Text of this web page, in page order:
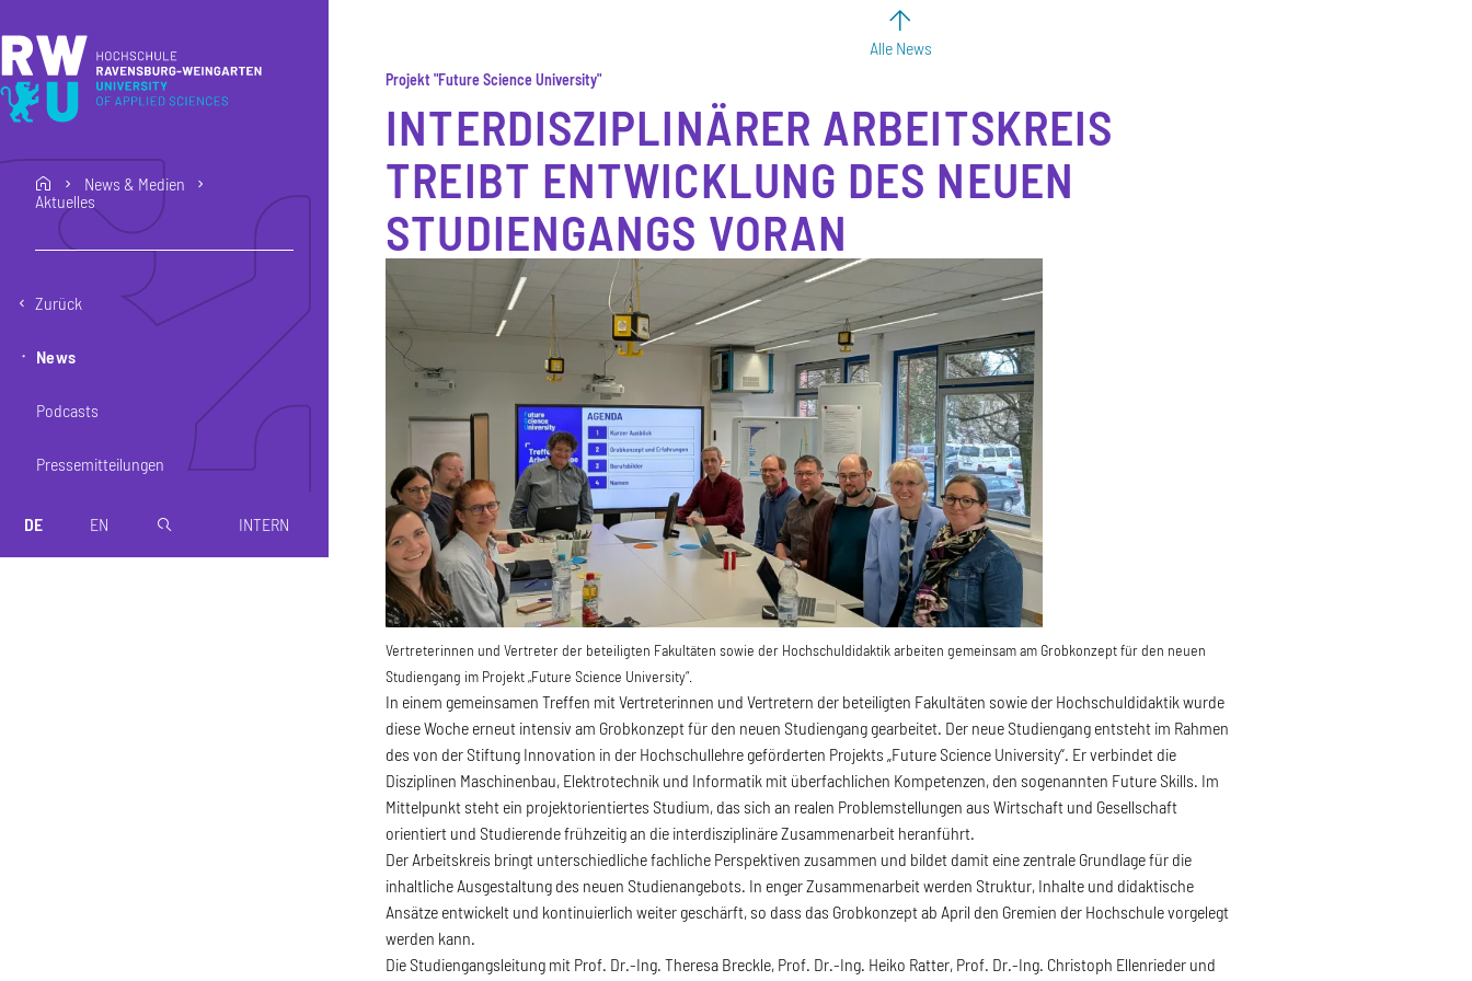
home
News & Medien
Aktuelles
Zurück
News
Podcasts
Pressemitteilungen
DE EN magnifier INTERN
Alle News
Projekt "Future Science University"
INTERDISZIPLINÄRER ARBEITSKREIS
TREIBT ENTWICKLUNG DES NEUEN
STUDIENGANGS VORAN
Vertreterinnen und Vertreter der beteiligten Fakultäten sowie der Hochschuldidaktik arbeiten gemeinsam am Grobkonzept für den neuen
Studiengang im Projekt „Future Science University“.
In einem gemeinsamen Treffen mit Vertreterinnen und Vertretern der beteiligten Fakultäten sowie der Hochschuldidaktik wurde
diese Woche erneut intensiv am Grobkonzept für den neuen Studiengang gearbeitet. Der neue Studiengang entsteht im Rahmen
des von der Stiftung Innovation in der Hochschullehre geförderten Projekts „Future Science University“. Er verbindet die
Disziplinen Maschinenbau, Elektrotechnik und Informatik mit überfachlichen Kompetenzen, den sogenannten Future Skills. Im
Mittelpunkt steht ein projektorientiertes Studium, das sich an realen Problemstellungen aus Wirtschaft und Gesellschaft
orientiert und Studierende frühzeitig an die interdisziplinäre Zusammenarbeit heranführt.
Der Arbeitskreis bringt unterschiedliche fachliche Perspektiven zusammen und bildet damit eine zentrale Grundlage für die
inhaltliche Ausgestaltung des neuen Studienangebots. In enger Zusammenarbeit werden Struktur, Inhalte und didaktische
Ansätze entwickelt und kontinuierlich weiter geschärft, so dass das Grobkonzept ab April den Gremien der Hochschule vorgelegt
werden kann.
Die Studiengangsleitung mit Prof. Dr.-Ing. Theresa Breckle, Prof. Dr.-Ing. Heiko Ratter, Prof. Dr.-Ing. Christoph Ellenrieder und